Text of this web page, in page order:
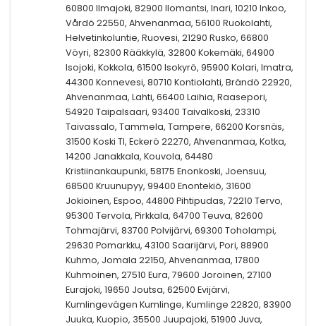
60800 Ilmajoki, 82900 Ilomantsi, Inari, 10210 Inkoo,
Vårdö 22550, Ahvenanmaa, 56100 Ruokolahti,
Helvetinkoluntie, Ruovesi, 21290 Rusko, 66800
Vöyri, 82300 Rääkkylä, 32800 Kokemäki, 64900
Isojoki, Kokkola, 61500 Isokyrö, 95900 Kolari, Imatra,
44300 Konnevesi, 80710 Kontiolahti, Brändö 22920,
Ahvenanmaa, Lahti, 66400 Laihia, Raasepori,
54920 Taipalsaari, 93400 Taivalkoski, 23310
Taivassalo, Tammela, Tampere, 66200 Korsnäs,
31500 Koski Tl, Eckerö 22270, Ahvenanmaa, Kotka,
14200 Janakkala, Kouvola, 64480
Kristiinankaupunki, 58175 Enonkoski, Joensuu,
68500 Kruunupyy, 99400 Enontekiö, 31600
Jokioinen, Espoo, 44800 Pihtipudas, 72210 Tervo,
95300 Tervola, Pirkkala, 64700 Teuva, 82600
Tohmajärvi, 83700 Polvijärvi, 69300 Toholampi,
29630 Pomarkku, 43100 Saarijärvi, Pori, 88900
Kuhmo, Jomala 22150, Ahvenanmaa, 17800
Kuhmoinen, 27510 Eura, 79600 Joroinen, 27100
Eurajoki, 19650 Joutsa, 62500 Evijärvi,
Kumlingevägen Kumlinge, Kumlinge 22820, 83900
Juuka, Kuopio, 35500 Juupajoki, 51900 Juva,